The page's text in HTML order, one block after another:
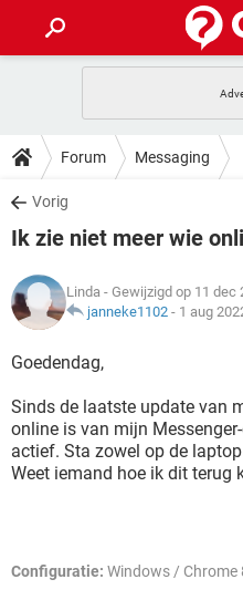
INSTAGRAM
NETFLIX
GRATIS
TIKTOK
HOW-TO
VIDEOBELLEN
GRATIS
TIKTOK
DOWNLOADS
VIDEOBELLEN
INSTAGRAM
NETFLIX
GRATIS
VIDEOBELLEN
INSTAGRAM
NETFLIX
GRATIS
TIKTOK
ARTIKELEN
VIDEOBELLEN
NETFLIX
GRATIS
Forum Messaging
Vorig
Ik zie niet meer wie
Linda - Gewijzigd op 11 dec
janneke1102 - 1 aug
Goedendag,
Sinds de laatste update van
online is van mijn
actief. Sta zowel op de
Weet iemand hoe ik dit terug
Configuratie: Windows / Chrome